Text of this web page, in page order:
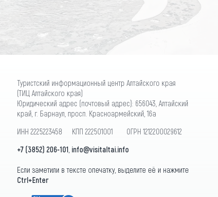
ПОДПИСАТЬСЯ
Туристский информационный центр Алтайского края
(ТИЦ Алтайского края)
Юридический адрес (почтовый адрес): 656043, Алтайский
край, г. Барнаул, просп. Красноармейский, 16а
ИНН 2225223458 КПП 222501001 ОГРН 1212200029612
+7 (3852) 206-101 info@visitaltai.info
Если заметили в тексте опечатку, выделите её и нажмите
Ctrl+Enter